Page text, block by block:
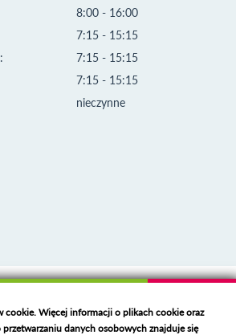
8:00 - 16:00
7:15 - 15:15
7:15 - 15:15
7:15 - 15:15
nieczynne
cookie. Więcej informacji o plikach cookie oraz
danych osobowych znajduje się